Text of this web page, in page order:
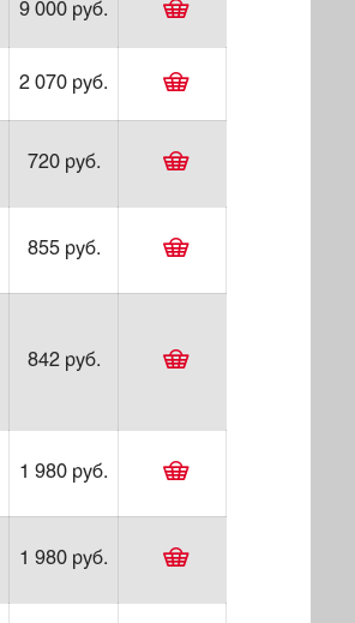
9 000 руб.
2 070 руб.
720 руб.
855 руб.
842 руб.
1 980 руб.
1 980 руб.